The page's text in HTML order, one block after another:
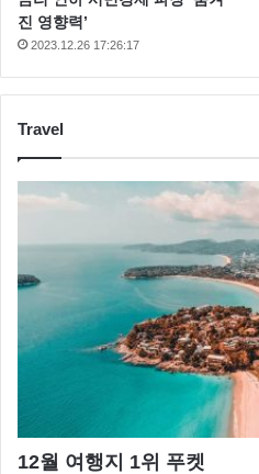
진 영향력’
2023.12.26 17:26:17
Travel
12월 여행지 1위 푸켓